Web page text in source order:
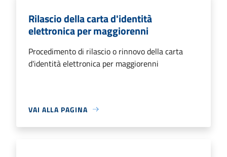
Rilascio della carta d'identità
elettronica per maggiorenni
Procedimento di rilascio o rinnovo della carta
d'identità elettronica per maggiorenni
VAI ALLA PAGINA